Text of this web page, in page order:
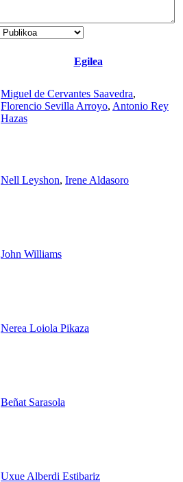
Egilea
Miguel de Cervantes Saavedra,
Florencio Sevilla Arroyo, Antonio Rey
Hazas
Nell Leyshon, Irene Aldasoro
John Williams
Nerea Loiola Pikaza
Beñat Sarasola
Uxue Alberdi Estibariz